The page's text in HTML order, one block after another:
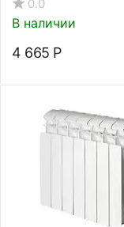
0.0
В наличии
4 665 Р